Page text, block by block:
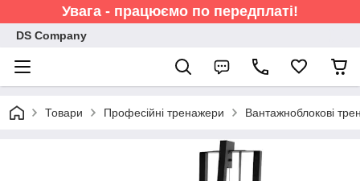
Увага - працюємо по передплаті!
DS Company
Товари Професійні тренажери Вантажноблокові